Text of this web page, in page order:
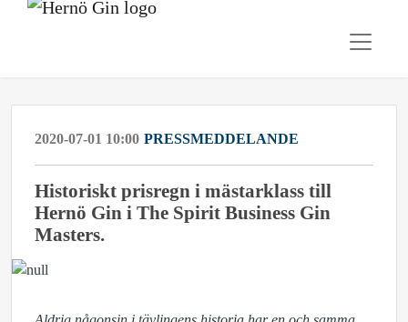
2020-07-01 10:00 PRESSMEDDELANDE
Historiskt prisregn i mästarklass till
Hernö Gin i The Spirit Business Gin
Masters.